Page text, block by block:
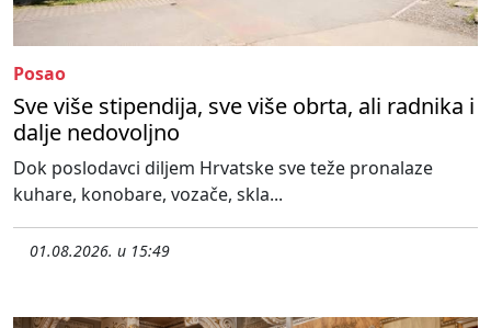
Posao
Sve više stipendija, sve više obrta, ali radnika i
dalje nedovoljno
Dok poslodavci diljem Hrvatske sve teže pronalaze
kuhare, konobare, vozače, skla...
01.08.2026. u 15:49